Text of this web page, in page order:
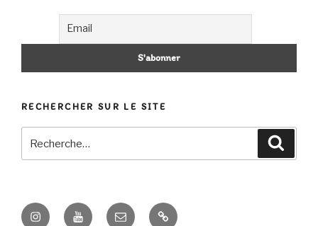
RECHERCHER SUR LE SITE
InstagramYoutube E-
Contact